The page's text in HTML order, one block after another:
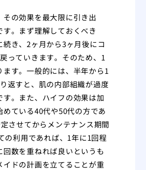
の効果を最大限に引き出
。まず理解しておくべき
き、2ヶ月から3ヶ月後にコ
っていきます。そのため、1
す。一般的には、半年から1
返すと、肌の内部組織が過度
。また、ハイフの効果は加
ている40代や50代の方であ
させてからメンテナンス期間
の利用であれば、1年に1回程
数を重ねれば良いというも
ドの計画を立てることが重